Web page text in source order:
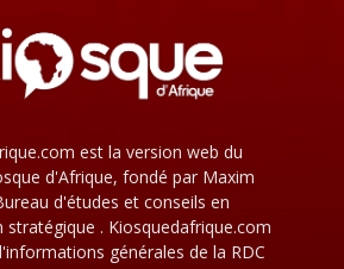
est la version web du
d'Afrique, fondé par Maxim
d'études et conseils en
. Kiosquedafrique.com
générales de la RDC